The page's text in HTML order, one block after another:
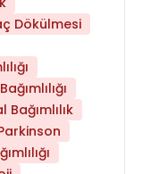
Yaşlanmayı
Dökülmesi
Bağımlılık